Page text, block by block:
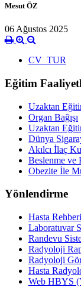
Mesut ÖZ
06 Ağustos 2025
CV_TUR
Eğitim
Uzaktan
Organ Bağışı
Uzaktan
Dünya
Akılcı İlaç
Beslenme ve
Obezite İle
Yönlendirme
Hasta Rehberi
Laboratuvar
Randevu
Radyoloji
Radyoloji
Hasta
Web HBYS